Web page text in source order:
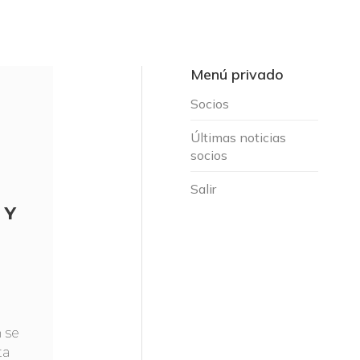
se
Menú privado
Socios
Últimas noticias
socios
Salir